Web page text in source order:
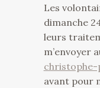
Les
dimanche
leurs
m’envoyer
christophe-
avant pour